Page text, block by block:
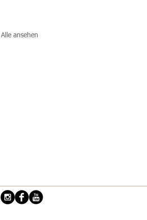
Alle ansehen